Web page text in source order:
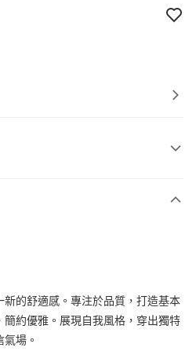
的舒適感。專注於品質，打造基本
約優雅。展現自我風格，穿出獨特
場。